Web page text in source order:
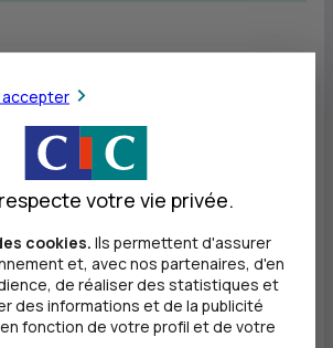
de sa proximité territoriale et
relationnelle dans tous ses
métiers et de l'engagement de
l'ensemble de ses collaboratrices
collaborateurs,CICOuest joue
rôle majeur dans le
de l'économie du
tout en contribuant à
accepter
votre vie privée.
cookies. Ils permettent d'assurer
et, avec nos partenaires, d'en
de réaliser des statistiques et
des informations et de la publicité
fonction de votre profil et de votre